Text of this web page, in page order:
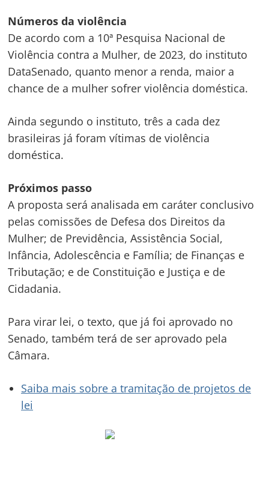
Números da violência
De acordo com a 10ª Pesquisa Nacional de
Violência contra a Mulher, de 2023, do instituto
DataSenado, quanto menor a renda, maior a
chance de a mulher sofrer violência doméstica.
Ainda segundo o instituto, três a cada dez
brasileiras já foram vítimas de violência
doméstica.
Próximos passo
A proposta será analisada em caráter conclusivo
pelas comissões de Defesa dos Direitos da
Mulher; de Previdência, Assistência Social,
Infância, Adolescência e Família; de Finanças e
Tributação; e de Constituição e Justiça e de
Cidadania.
Para virar lei, o texto, que já foi aprovado no
Senado, também terá de ser aprovado pela
Câmara.
Saiba mais sobre a tramitação de projetos de
lei
Navegação
de
Post